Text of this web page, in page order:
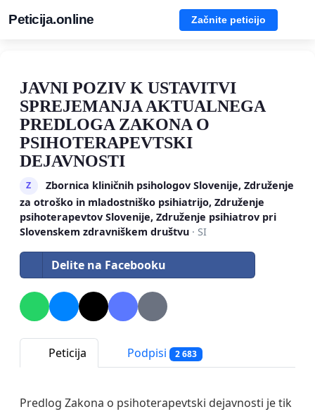
Peticija.online Začnite peticijo
JAVNI POZIV K USTAVITVI
SPREJEMANJA AKTUALNEGA
PREDLOGA ZAKONA O
PSIHOTERAPEVTSKI
DEJAVNOSTI
Z
Zbornica kliničnih psihologov Slovenije, Združenje
za otroško in mladostniško psihiatrijo, Združenje
psihoterapevtov Slovenije, Združenje psihiatrov pri
Slovenskem zdravniškem društvu · SI
Delite na Facebooku
Peticija Podpisi 2 683
Predlog Zakona o psihoterapevtski dejavnosti je tik